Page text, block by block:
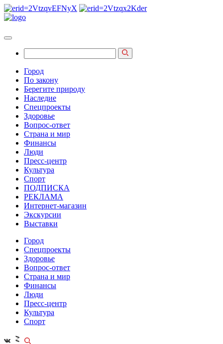
Город
По закону
Берегите природу
Наследие
Спецпроекты
Здоровье
Вопрос-ответ
Страна и мир
Финансы
Люди
Пресс-центр
Культура
Спорт
ПОДПИСКА
РЕКЛАМА
Интернет-магазин
Экскурсии
Выставки
Город
Спецпроекты
Здоровье
Вопрос-ответ
Страна и мир
Финансы
Люди
Пресс-центр
Культура
Спорт